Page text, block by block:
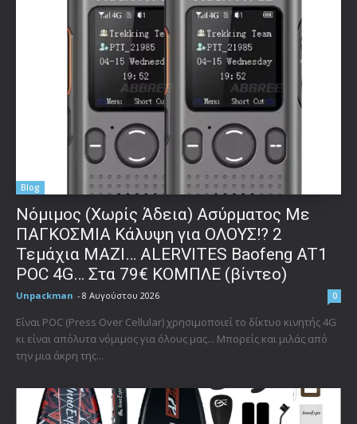
Blog
Νόμιμος (Χωρίς Άδεια) Ασύρματος Με
ΠΑΓΚΟΣΜΙΑ Κάλυψη για ΟΛΟΥΣ!? 2
Τεμάχια ΜΑΖΙ… ALERVITES Baofeng AT1
POC 4G… Στα 79€ ΚΟΜΠΛΕ (βίντεο)
Unpackman - 8 Αυγούστου 2026 0
Είναι POC (Press Over Cellular) χρησιμοποιεί το δίκτυο κινητής 4G
κι είναι απόλυτα νόμιμος για όλους μας... Μπορείς και μιλάς από
την μια άκρη της...